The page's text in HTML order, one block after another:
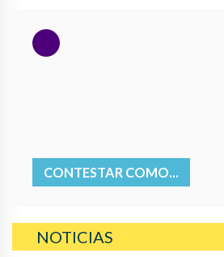
CONTESTAR COMO...
NOTICIAS